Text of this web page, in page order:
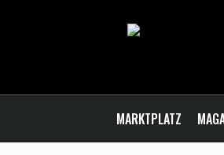
MARKTPLATZ